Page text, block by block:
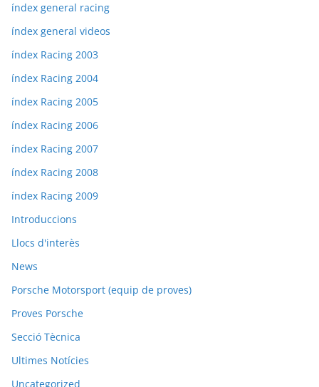
índex general racing
índex general videos
índex Racing 2003
índex Racing 2004
índex Racing 2005
índex Racing 2006
índex Racing 2007
índex Racing 2008
índex Racing 2009
Introduccions
Llocs d'interès
News
Porsche Motorsport (equip de proves)
Proves Porsche
Secció Tècnica
Ultimes Notícies
Uncategorized